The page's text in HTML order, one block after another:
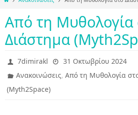
Από τη Μυθολογία
Διάστημα
7dimirakl
31 Οκτωβρίου 2024
Ανακοινώσεις,Από τη Μυθολογία
(Myth2Space)